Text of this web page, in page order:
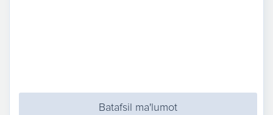
Batafsil ma'lumot